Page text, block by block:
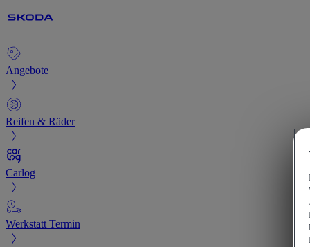
Angebote
Reifen & Räder
Carlog
Werkstatt Termin